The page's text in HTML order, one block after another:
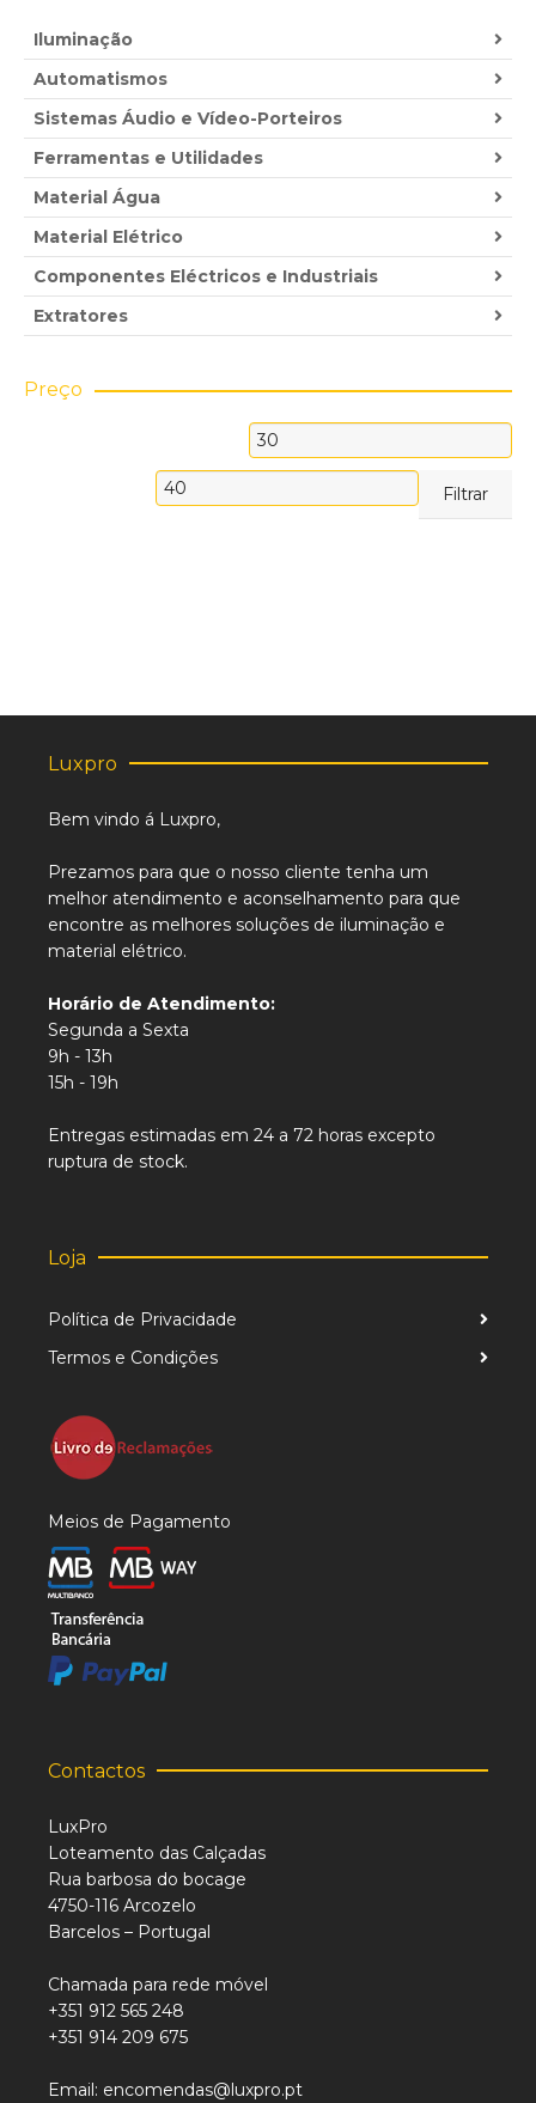
Iluminação
Automatismos
Sistemas Áudio e Vídeo-Porteiros
Ferramentas e Utilidades
Material Água
Material Elétrico
Componentes Eléctricos e Industriais
Extratores
Preço
Filtrar
Luxpro
Bem vindo á Luxpro,
Prezamos para que o nosso cliente tenha um
melhor atendimento e aconselhamento para que
encontre as melhores soluções de iluminação e
material elétrico.
Horário de Atendimento:
Segunda a Sexta
9h - 13h
15h - 19h
Entregas estimadas em 24 a 72 horas excepto
ruptura de stock.
Loja
Política de Privacidade
Termos e Condições
Meios de Pagamento
Contactos
LuxPro
Loteamento das Calçadas
Rua barbosa do bocage
4750-116 Arcozelo
Barcelos – Portugal
Chamada para rede móvel
+351 912 565 248
+351 914 209 675
Email: encomendas@luxpro.pt